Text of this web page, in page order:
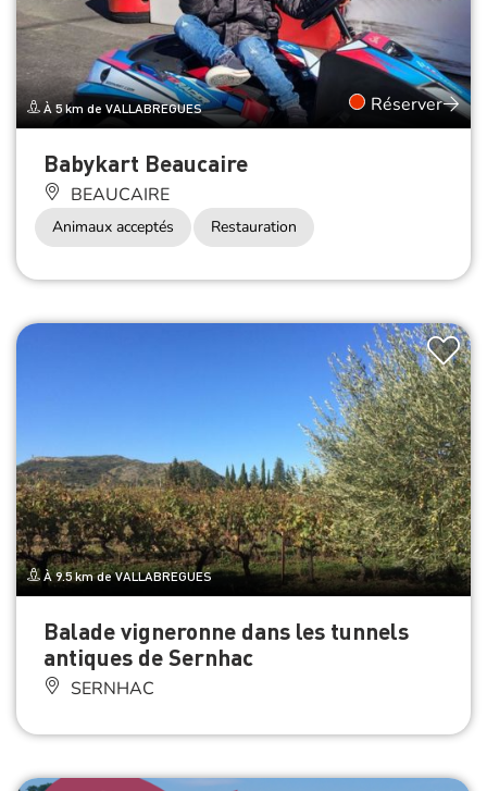
À 5 km de VALLABREGUES Réserver
Babykart Beaucaire
BEAUCAIRE
Animaux acceptés Restauration
À 9.5 km de VALLABREGUES
Balade vigneronne dans les tunnels
antiques de Sernhac
SERNHAC